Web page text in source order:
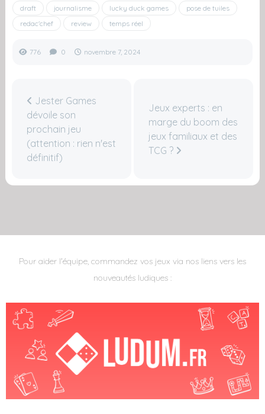
draft journalisme lucky duck games
pose de tuiles
redac'chef
review temps réel
776 0 novembre 7, 2024
Jester Games
dévoile son
prochain jeu
(attention : rien n'est
définitif)
Jeux experts : en
marge du boom des
jeux familiaux et des
TCG ?
Pour aider l'équipe, commandez vos jeux via nos liens vers les
nouveautés ludiques :